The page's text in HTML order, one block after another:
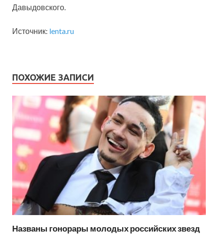
Давыдовского.
Источник: lenta.ru
ПОХОЖИЕ ЗАПИСИ
Названы гонорары молодых российских звезд